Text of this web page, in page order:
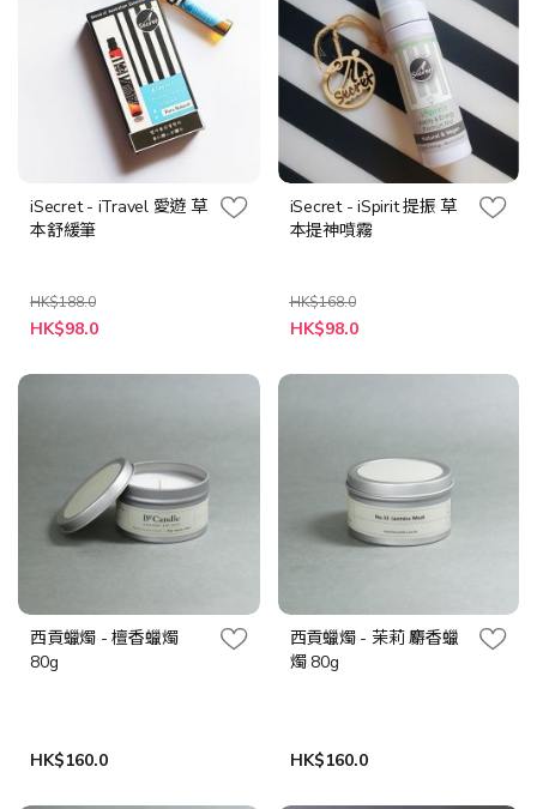
iSecret - iTravel 愛遊 草
本舒緩筆
HK$188.0
特
殊
格
HK$98.0
iSecret - iSpirit 提振 草
本提神噴霧
HK$168.0
特
殊
格
HK$98.0
西貢蠟燭 - 檀香蠟燭
80g
HK$160.0
西貢蠟燭 - 茉莉 麝香蠟
燭 80g
HK$160.0